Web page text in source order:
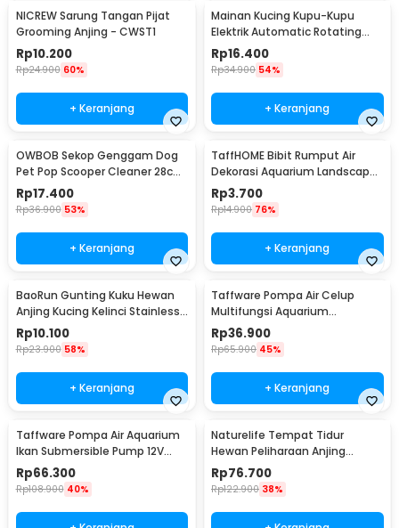
NICREW Sarung Tangan Pijat
Grooming Anjing - CWST1
Rp10.200
Rp24.900 60%
+ Keranjang
Mainan Kucing Kupu-Kupu
Elektrik Automatic Rotating
Flying Butterfly
Rp16.400
Rp34.900 54%
+ Keranjang
OWBOB Sekop Genggam Dog
Pet Pop Scooper Cleaner 28cm
- A11707
Rp17.400
Rp36.900 53%
+ Keranjang
TaffHOME Bibit Rumput Air
Dekorasi Aquarium Landscape
Ornament - H0027
Rp3.700
Rp14.900 76%
+ Keranjang
BaoRun Gunting Kuku Hewan
Anjing Kucing Kelinci Stainless
Steel - 5X
Rp10.100
Rp23.900 58%
+ Keranjang
Taffware Pompa Air Celup
Multifungsi Aquarium
Submersible Pump 12V - QR30E
Rp36.900
Rp65.900 45%
+ Keranjang
Taffware Pompa Air Aquarium
Ikan Submersible Pump 12V
22W - 12V5M
Rp66.300
Rp108.900 40%
Naturelife Tempat Tidur
Hewan Peliharaan Anjing
Kucing Pet Dog Bed Size L -
NR884
Rp76.700
Rp122.900 38%